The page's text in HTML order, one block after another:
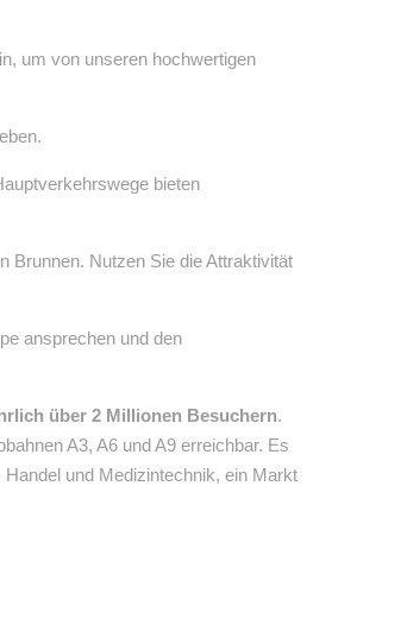
um von unseren hochwertigen
bieten
Brunnen. Nutzen Sie die Attraktivität
ansprechen und den
über 2 Millionen Besuchern.
A3, A6 und A9 erreichbar. Es
und Medizintechnik, ein Markt